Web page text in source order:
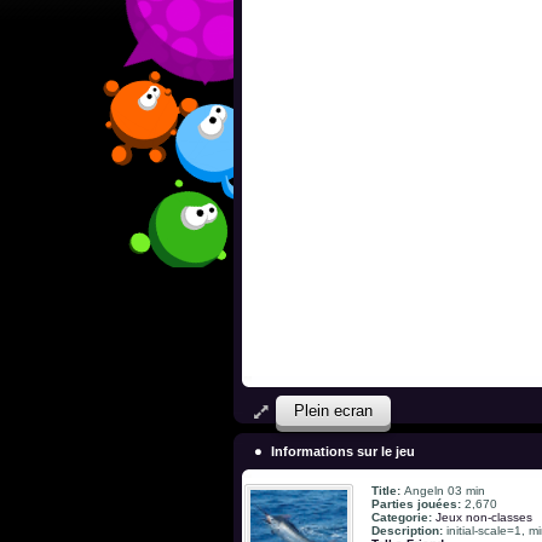
Plein ecran
Informations sur le jeu
Title: Angeln 03 min
Parties jouées: 2,670
Categorie: Jeux non-classes
Description: initial-scale=1,